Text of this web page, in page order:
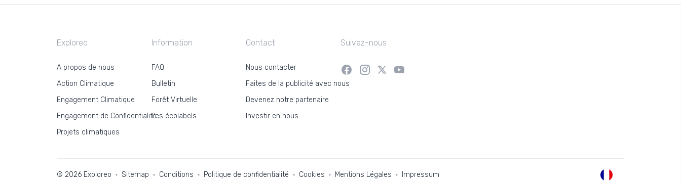
Exploreo
A propos de nous
Action Climatique
Engagement Climatique
Engagement de Confidentialité
Projets climatiques
Information
FAQ
Bulletin
Forêt Virtuelle
Les écolabels
Contact
Nous contacter
Faites de la publicité avec nous
Devenez notre partenaire
Investir en nous
Suivez-nous
© 2026 Exploreo Sitemap Conditions Politique de confidentialité Cookies Mentions Légales Impressum